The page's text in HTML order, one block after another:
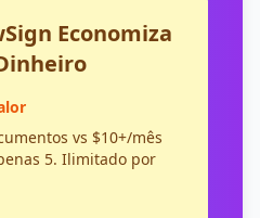
Economiza
vs $10+/mês
5. Ilimitado por